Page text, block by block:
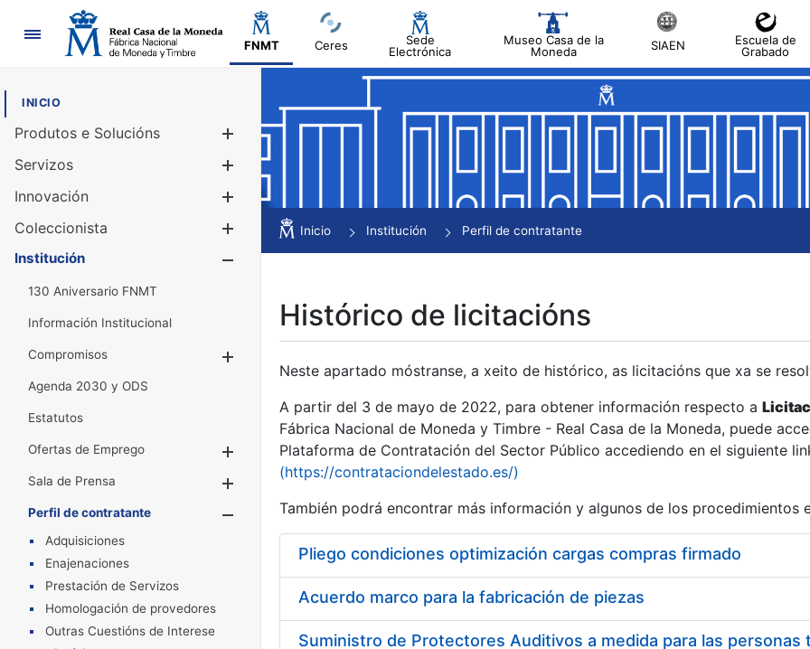
Navegación
FNMT Ceres
Sede
Electrónica
Museo Casa de la
Moneda
SIAEN
Escuela de
Grabado
INICIO
Produtos e Solucións
Mostrar/Ocultar
Servizos
Innovación
Coleccionista
Mostrar/Ocultar
Institución
130 Aniversario FNMT
Información Institucional
Compromisos
Agenda 2030 y ODS
Estatutos
Ofertas de Emprego
Mostrar/Ocultar
Sala de Prensa
Mostrar/Ocultar
Perfil de contratante
Mostrar/Ocultar
Adquisiciones
Enajenaciones
Prestación de Servizos
Homologación de provedores
Outras Cuestións de Interese
Inicio Institución Perfil de contratante
Histórico de licitacións
Neste apartado móstranse, a xeito de histórico, as licitacións que xa se
A partir del 3 de mayo de 2022, para obtener información respecto a
Fábrica Nacional de Moneda y Timbre - Real Casa de la Moneda, puede
Plataforma de Contratación del Sector Público accediendo en el siguiente
(https://contrataciondelestado.es/)
También podrá encontrar más información y algunos de los procedimientos
Pliego condiciones optimización cargas compras firmado
Acuerdo marco para la fabricación de piezas